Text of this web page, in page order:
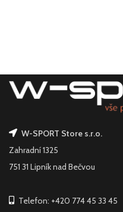
W-SPORT Store s.r.o.
Zahradní 1325
751 31 Lipník nad Bečvou
Telefon: +420 774 45 33 45